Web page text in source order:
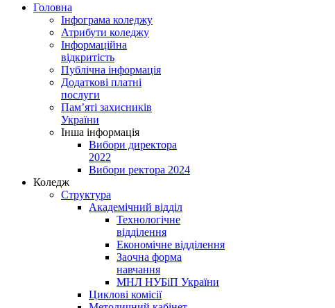
Головна
Інфограма коледжу
Атрибути коледжу
Інформаційна
відкритість
Публічна інформація
Додаткові платні
послуги
Пам’яті захисників
України
Інша інформація
Вибори директора
2022
Вибори ректора 2024
Коледж
Структура
Академічний відділ
Технологічне
відділення
Економічне відділення
Заочна форма
навчання
МНЛ НУБіП України
Циклові комісії